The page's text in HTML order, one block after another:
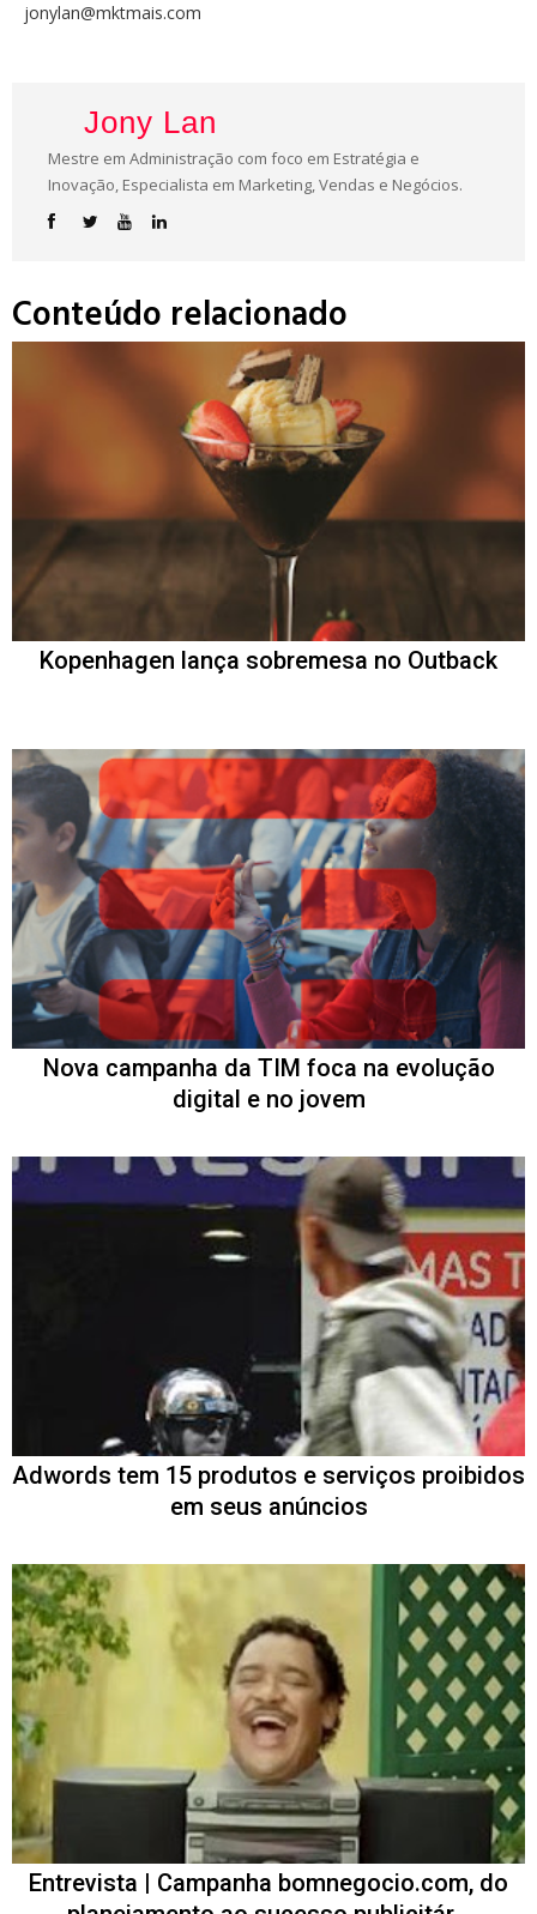
jonylan@mktmais.com
Jony Lan
Mestre em Administração com foco em Estratégia e
Inovação, Especialista em Marketing, Vendas e Negócios.
Conteúdo relacionado
Kopenhagen lança sobremesa no Outback
Nova campanha da TIM foca na evolução
digital e no jovem
Adwords tem 15 produtos e serviços proibidos
em seus anúncios
Entrevista | Campanha bomnegocio.com, do